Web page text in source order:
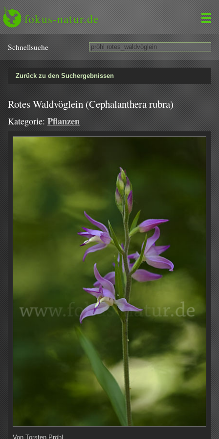
fokus-natur.de
Schnell­suche
Zurück zu den Suchergebnissen
Rotes Waldvöglein (Cephalanthera rubra)
Kategorie: Pflanzen
Von Torsten Pröhl